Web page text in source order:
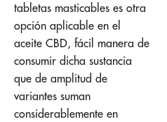
tabletas masticables es otra
opción aplicable en el
aceite CBD, fácil manera de
consumir dicha sustancia
que de amplitud de
variantes suman
considerablemente en